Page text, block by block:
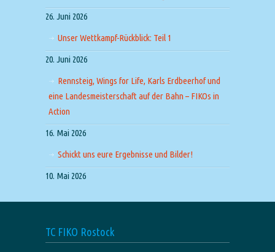
26. Juni 2026
Unser Wettkampf-Rückblick: Teil 1
20. Juni 2026
Rennsteig, Wings for Life, Karls Erdbeerhof und
eine Landesmeisterschaft auf der Bahn – FIKOs in
Action
16. Mai 2026
Schickt uns eure Ergebnisse und Bilder!
10. Mai 2026
TC FIKO Rostock